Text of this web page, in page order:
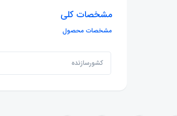
مشخصات کلی
مشخصات محصول
کشورسازنده